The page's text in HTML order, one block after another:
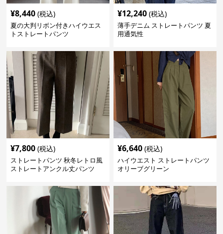
¥8,440 (税込)
夏の大判リボン付きハイウエス
トストレートパンツ
¥12,240 (税込)
薄手デニム ストレートパンツ 夏
用通気性
¥7,800 (税込)
ストレートパンツ 秋冬レトロ風
ストレートアンクル丈パンツ
¥6,640 (税込)
ハイウエスト ストレートパンツ
オリーブグリーン